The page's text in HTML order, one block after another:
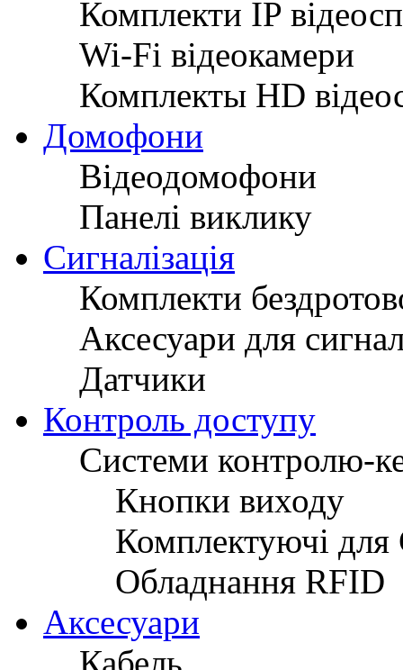
Комплекти IP
Wi-Fi відеокамери
Комплекты HD
Домофони
Відеодомофони
Панелі виклику
Сигналізація
Комплекти
Аксесуари для
Датчики
Контроль доступу
Системи контролю-
Кнопки виходу
Комплектуючі
Обладнання RFID
Аксесуари